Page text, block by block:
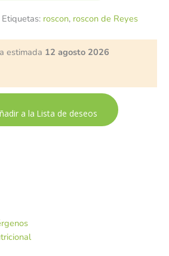
Etiquetas: roscon, roscon de Reyes
estimada 12 agosto 2026
a la Lista de deseos